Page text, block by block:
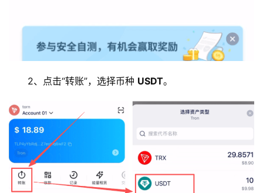
2、点击“转账”，选择币种 USDT。